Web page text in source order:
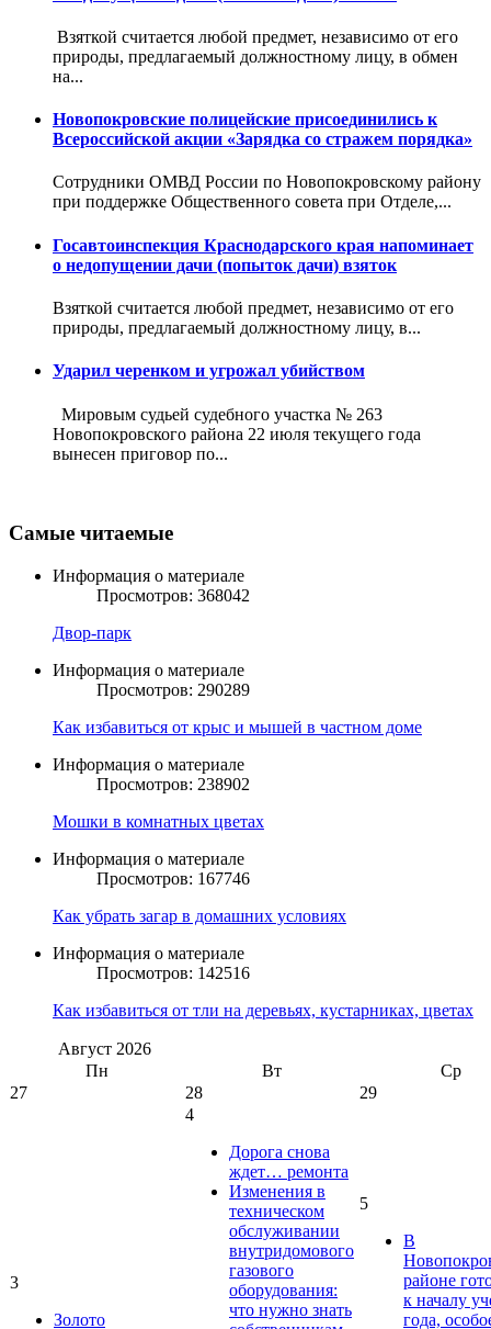
Взяткой считается любой предмет, независимо от его
природы, предлагаемый должностному лицу, в обмен
на...
Новопокровские полицейские присоединились к
Всероссийской акции «Зарядка со стражем порядка»
Сотрудники ОМВД России по Новопокровскому району
при поддержке Общественного совета при Отделе,...
Госавтоинспекция Краснодарского края напоминает
о недопущении дачи (попыток дачи) взяток
Взяткой считается любой предмет, независимо от его
природы, предлагаемый должностному лицу, в...
Ударил черенком и угрожал убийством
Мировым судьей судебного участка № 263
Новопокровского района 22 июля текущего года
вынесен приговор по...
Самые читаемые
Информация о материале
Просмотров: 368042
Двор-парк
Информация о материале
Просмотров: 290289
Как избавиться от крыс и мышей в частном доме
Информация о материале
Просмотров: 238902
Мошки в комнатных цветах
Информация о материале
Просмотров: 167746
Как убрать загар в домашних условиях
Информация о материале
Просмотров: 142516
Как избавиться от тли на деревьях, кустарниках, цветах
Август 2026
Пн
Вт
Ср
27
28 29
3
Золото
4
Дорога снова
ждет… ремонта
Изменения в
техническом
обслуживании
внутридомового
газового
оборудования:
что нужно знать
5
В
районе
к началу
года,